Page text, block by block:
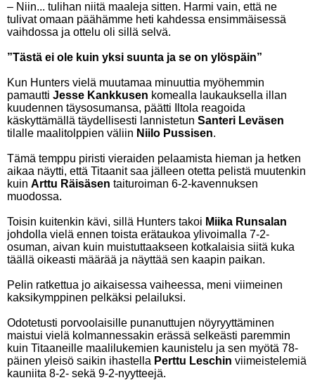
– Niin... tulihan niitä maaleja sitten. Harmi vain, että ne
tulivat omaan päähämme heti kahdessa ensimmäisessä
vaihdossa ja ottelu oli sillä selvä.
”Tästä ei ole kuin yksi suunta ja se on ylöspäin”
Kun Hunters vielä muutamaa minuuttia myöhemmin
pamautti Jesse Kankkusen komealla laukauksella illan
kuudennen täysosumansa, päätti Iltola reagoida
käskyttämällä täydellisesti lannistetun Santeri Leväsen
tilalle maalitolppien väliin Niilo Pussisen.
Tämä temppu piristi vieraiden pelaamista hieman ja hetken
aikaa näytti, että Titaanit saa jälleen otetta pelistä muutenkin
kuin Arttu Räisäsen taituroiman 6-2-kavennuksen
muodossa.
Toisin kuitenkin kävi, sillä Hunters takoi Miika Runsalan
johdolla vielä ennen toista erätaukoa ylivoimalla 7-2-
osuman, aivan kuin muistuttaakseen kotkalaisia siitä kuka
täällä oikeasti määrää ja näyttää sen kaapin paikan.
Pelin ratkettua jo aikaisessa vaiheessa, meni viimeinen
kaksikymppinen pelkäksi pelailuksi.
Odotetusti porvoolaisille punanuttujen nöyryyttäminen
maistui vielä kolmannessakin erässä selkeästi paremmin
kuin Titaaneille maalilukemien kaunistelu ja sen myötä 78-
päinen yleisö saikin ihastella Perttu Leschin viimeistelemiä
kauniita 8-2- sekä 9-2-nyytteejä.